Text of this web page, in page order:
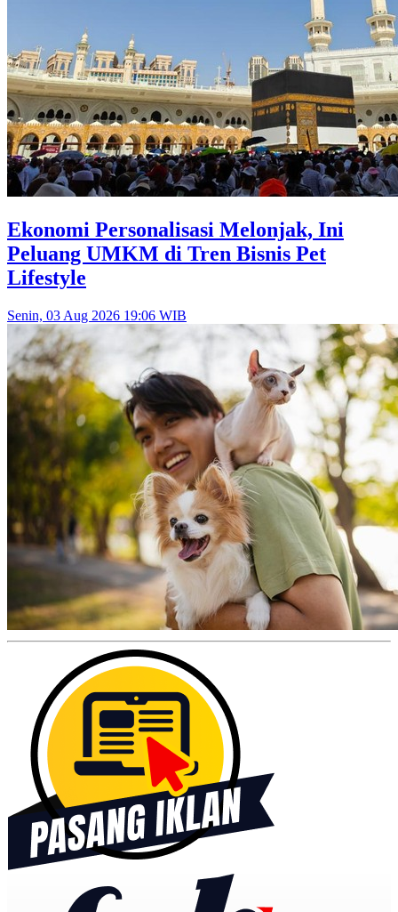
Ekonomi Personalisasi Melonjak, Ini
Peluang UMKM di Tren Bisnis Pet
Lifestyle
Senin, 03 Aug 2026 19:06 WIB